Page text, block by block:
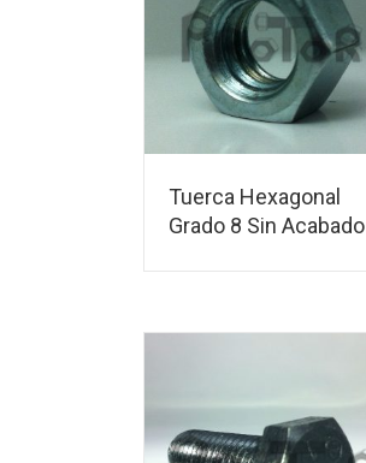
Tuerca Hexagonal
Grado 8 Sin Acabado